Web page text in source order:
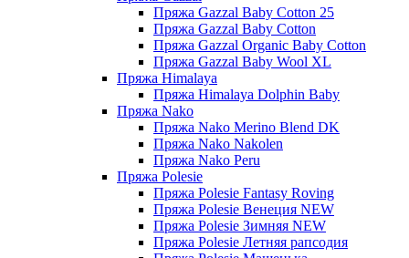
Пряжа Gazzal Baby Cotton 25
Пряжа Gazzal Baby Cotton
Пряжа Gazzal Organic Baby Cotton
Пряжа Gazzal Baby Wool XL
Пряжа Himalaya
Пряжа Himalaya Dolphin Baby
Пряжа Nako
Пряжа Nako Merino Blend DK
Пряжа Nako Nakolen
Пряжа Nako Peru
Пряжа Polesie
Пряжа Polesie Fantasy Roving
Пряжа Polesie Венеция NEW
Пряжа Polesie Зимняя NEW
Пряжа Polesie Летняя рапсодия